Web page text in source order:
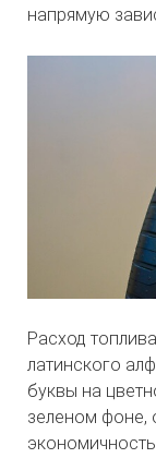
напрямую
Расход
латинского
буквы на
зеленом фоне,